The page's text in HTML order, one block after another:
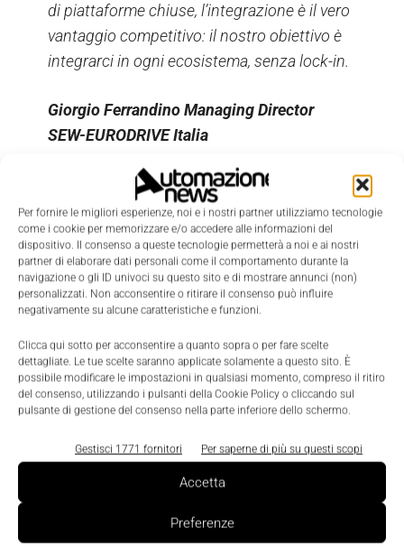
Per fornire le migliori esperienze, noi e i nostri partner utilizziamo tecnologie
come i cookie per memorizzare e/o accedere alle informazioni del
dispositivo. Il consenso a queste tecnologie permetterà a noi e ai nostri
partner di elaborare dati personali come il comportamento durante la
navigazione o gli ID univoci su questo sito e di mostrare annunci (non)
personalizzati. Non acconsentire o ritirare il consenso può influire
negativamente su alcune caratteristiche e funzioni.
Clicca qui sotto per acconsentire a quanto sopra o per fare scelte
dettagliate. Le tue scelte saranno applicate solamente a questo sito. È
possibile modificare le impostazioni in qualsiasi momento, compreso il ritiro
del consenso, utilizzando i pulsanti della Cookie Policy o cliccando sul
pulsante di gestione del consenso nella parte inferiore dello schermo.
Gestisci 1771 fornitori Per saperne di più su questi scopi
Accetta
Preferenze
di piattaforme chiuse, l’integrazione è il vero
vantaggio competitivo: il nostro obiettivo è
integrarci in ogni ecosistema, senza lock-in.
Giorgio Ferrandino Managing Director
SEW-EURODRIVE Italia
OrchestrationSuite abilita il
futuro dell'automazione
software-defined
al contempo la complessità dell'automazione, SEW-
EURODRIVE ha sviluppatoOrchestrationSuite,la
piattaforma web che semplifica la gestione e la
automazione industriale.
Un’unica interfaccia per controllare PLC, robot e
drive multi-vendor, riducendo tempi, complessità e